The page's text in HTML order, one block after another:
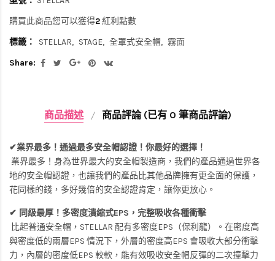
購買此商品您可以獲得2紅利點數
標籤：
STELLAR STAGE 全罩式安全帽
霧面
Share:
商品描述 商品評論 (已有 0 筆商品評論)
✔業界最多！通過最多安全帽認證！你最好的選擇！
業界最多！身為世界最大的安全帽製造商，我們的產品通過世界各
地的安全帽認證，也讓我們的產品比其他品牌擁有更全面的保護，
花同樣的錢，多好幾倍的安全認證肯定，讓你更放心。
✔ 同級最厚！多密度潰縮式EPS，完整吸收各種衝擊
比起普通安全帽，STELLAR 配有多密度EPS（保利龍）。在密度高
與密度低的兩層EPS 情況下，外層的密度高EPS 會吸收大部分衝擊
力，內層的密度低EPS 較軟，能有效吸收安全帽反彈的二次撞擊力